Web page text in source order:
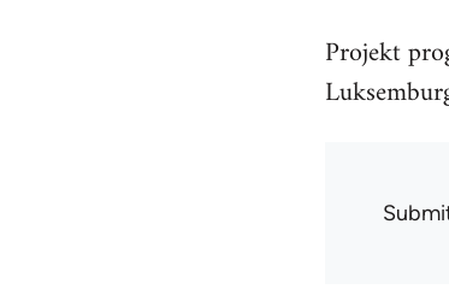
Projekt